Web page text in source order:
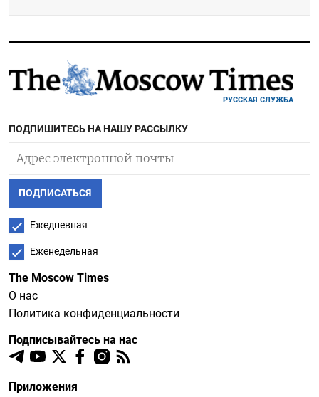
РУССКАЯ СЛУЖБА
ПОДПИШИТЕСЬ НА НАШУ РАССЫЛКУ
ПОДПИСАТЬСЯ
Ежедневная
Еженедельная
The Moscow Times
О нас
Политика конфиденциальности
Подписывайтесь на нас
Приложения